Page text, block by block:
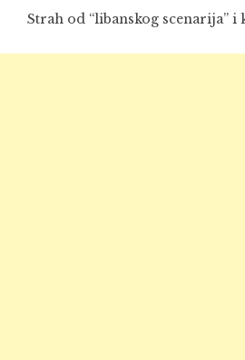
Strah od “libanskog scenarija”